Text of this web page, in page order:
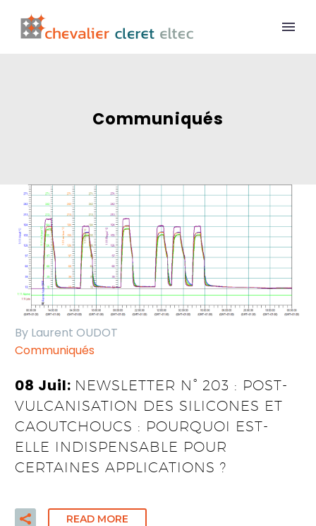
Communiqués
By Laurent OUDOT
Communiqués
08 Juil: NEWSLETTER N° 203 : POST-
VULCANISATION DES SILICONES ET
CAOUTCHOUCS : POURQUOI EST-
ELLE INDISPENSABLE POUR
CERTAINES APPLICATIONS ?
READ MORE